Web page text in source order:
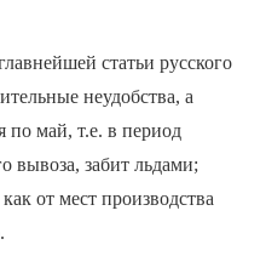
статьи русского
неудобства, а
по май, т.е. в период
вывоза, забит льдами;
от мест производства